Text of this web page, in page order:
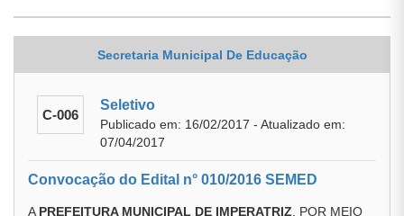
Secretaria Municipal De Educação
C-006
Seletivo
Publicado em: 16/02/2017 - Atualizado em:
07/04/2017
Convocação do Edital n° 010/2016 SEMED
A PREFEITURA MUNICIPAL DE IMPERATRIZ , POR MEIO